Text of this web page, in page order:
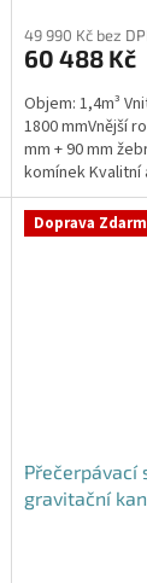
49 990 Kč bez
60 488 Kč
Objem: 1,4m³
1800 mmVnější
mm + 90 mm
komínek
stanice...
Doprava
Přečerpávací
gravitační